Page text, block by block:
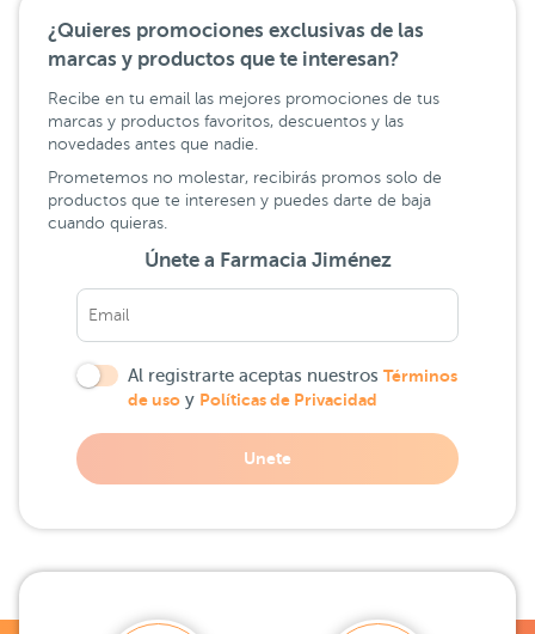
¿Quieres promociones exclusivas de las
marcas y productos que te interesan?
Recibe en tu email las mejores promociones de tus
marcas y productos favoritos, descuentos y las
novedades antes que nadie.
Prometemos no molestar, recibirás promos solo de
productos que te interesen y puedes darte de baja
cuando quieras.
Únete a Farmacia Jiménez
Al registrarte aceptas nuestros Términos
de uso y Políticas de Privacidad
Unete